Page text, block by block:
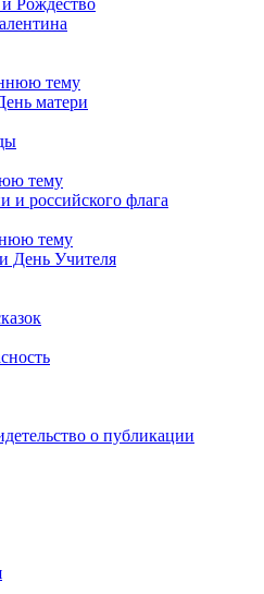
Рождество
тему
матери
тему
и российского флага
тему
День Учителя
о публикации